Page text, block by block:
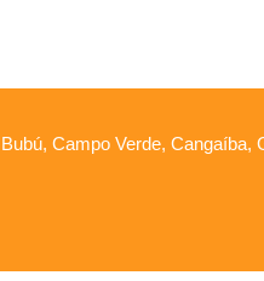
Campo Verde, Cangaíba,